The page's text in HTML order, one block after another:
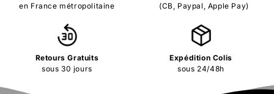
en France métropolitaine
(CB, Paypal, Apple Pay)
Retours Gratuits
sous 30 jours
Expédition Colis
sous 24/48h